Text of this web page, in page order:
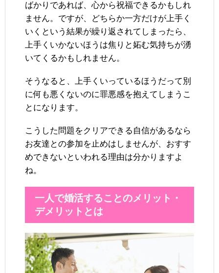
ばかりであれば、心から祝福できるかもしれ
ません。ですが、どちらか一方だけが上手く
いくという結果が繰り返されてしまったら、
上手くいかないほうは焦りと妬む気持ちが湧
いてくるかもしれません。
そうなると、上手くいっているほうだって別
に何も悪くないのに罪悪感を抱えてしまうこ
とになります。
こうした問題をクリアできる自信があるなら
お友達との参加を止めはしませんが、おすす
めできないといわれる理由は分かりますよ
ね。
一人で婚活することのメリット・
デメリットとは